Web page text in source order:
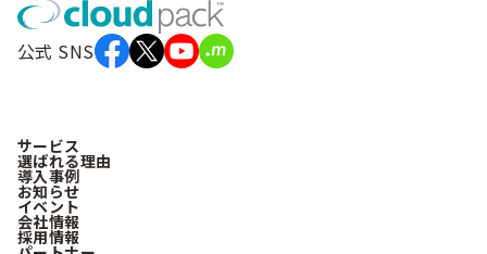
公式 SNS
サービス
選ばれる理由
導入事例
お知らせ
イベント
会社情報
採用情報